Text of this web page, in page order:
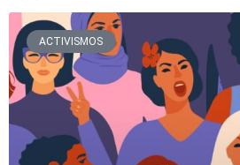
ACTIVISMOS